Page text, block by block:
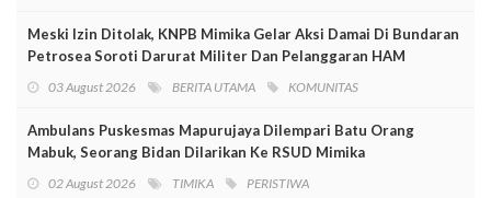
Meski Izin Ditolak, KNPB Mimika Gelar Aksi Damai Di Bundaran
Petrosea Soroti Darurat Militer Dan Pelanggaran HAM
03 August 2026 BERITA UTAMA KOMUNITAS
Ambulans Puskesmas Mapurujaya Dilempari Batu Orang
Mabuk, Seorang Bidan Dilarikan Ke RSUD Mimika
02 August 2026 TIMIKA PERISTIWA